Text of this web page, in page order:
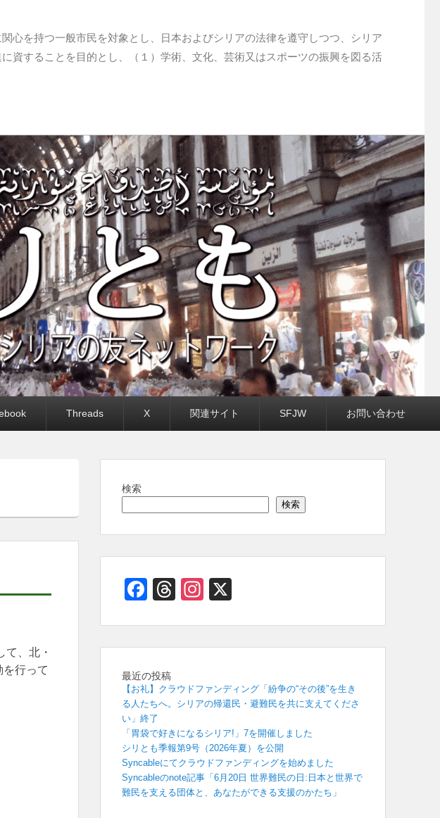
心を持つ一般市民を対象とし、日本およびシリアの法律を遵守しつつ、シリア
資することを目的とし、（１）学術、文化、芸術又はスポーツの振興を図る活
Threads X 関連サイト SFJW お問い合わせ
、北・
行って
検索
検索
Facebook
Threads
Instagram
最近の投稿
【お礼】クラウドファンディング「紛争の“その後”を生き
る人たちへ。シリアの帰還民・避難民を共に支えてくださ
い」終了
「胃袋で好きになるシリア!」7を開催しました
シリとも季報第9号（2026年夏）を公開
Syncableにてクラウドファンディングを始めました
Syncableのnote記事「6月20日 世界難民の日:日本と世界で
難民を支える団体と、あなたができる支援のかたち」